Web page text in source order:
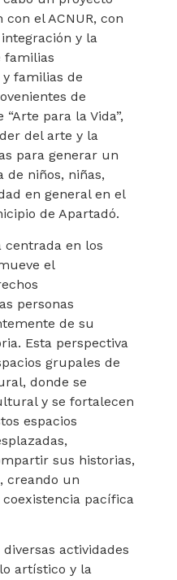
el ACNUR, con
y la
familias
familias de
de
para la Vida”,
del arte y la
para generar un
de niños, niñas,
en general en el
de Apartadó.
centrada en los
el
personas
de su
Esta perspectiva
grupales de
donde se
y se fortalecen
espacios
sus historias,
creando un
pacífica
actividades
artístico y la